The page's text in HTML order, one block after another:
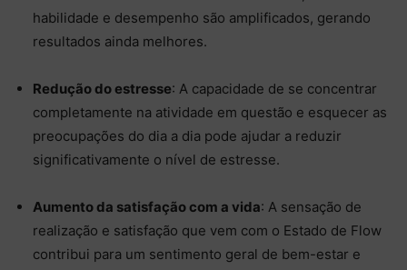
habilidade e desempenho são amplificados, gerando
resultados ainda melhores.
Redução do estresse: A capacidade de se concentrar
completamente na atividade em questão e esquecer as
preocupações do dia a dia pode ajudar a reduzir
significativamente o nível de estresse.
Aumento da satisfação com a vida: A sensação de
realização e satisfação que vem com o Estado de Flow
contribui para um sentimento geral de bem-estar e